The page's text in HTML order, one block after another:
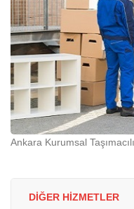
Ankara Kurumsal
DİĞER HİZMETLER